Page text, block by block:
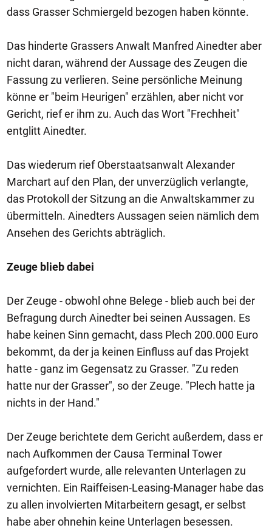
dass Grasser Schmiergeld bezogen haben könnte.
Das hinderte Grassers Anwalt Manfred Ainedter aber
nicht daran, während der Aussage des Zeugen die
Fassung zu verlieren. Seine persönliche Meinung
könne er "beim Heurigen" erzählen, aber nicht vor
Gericht, rief er ihm zu. Auch das Wort "Frechheit"
entglitt Ainedter.
Das wiederum rief Oberstaatsanwalt Alexander
Marchart auf den Plan, der unverzüglich verlangte,
das Protokoll der Sitzung an die Anwaltskammer zu
übermitteln. Ainedters Aussagen seien nämlich dem
Ansehen des Gerichts abträglich.
Zeuge blieb dabei
Der Zeuge - obwohl ohne Belege - blieb auch bei der
Befragung durch Ainedter bei seinen Aussagen. Es
habe keinen Sinn gemacht, dass Plech 200.000 Euro
bekommt, da der ja keinen Einfluss auf das Projekt
hatte - ganz im Gegensatz zu Grasser. "Zu reden
hatte nur der Grasser", so der Zeuge. "Plech hatte ja
nichts in der Hand."
Der Zeuge berichtete dem Gericht außerdem, dass er
nach Aufkommen der Causa Terminal Tower
aufgefordert wurde, alle relevanten Unterlagen zu
vernichten. Ein Raiffeisen-Leasing-Manager habe das
zu allen involvierten Mitarbeitern gesagt, er selbst
habe aber ohnehin keine Unterlagen besessen.